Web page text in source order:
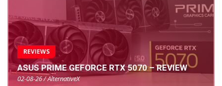
REVIEWS
ASUS PRIME GEFORCE RTX 5070 – REVIEW
02-08-26 / AlternativeX